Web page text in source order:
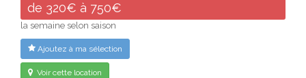
de 320€ à 750€
la semaine selon saison
Ajoutez à ma sélection
Voir cette location